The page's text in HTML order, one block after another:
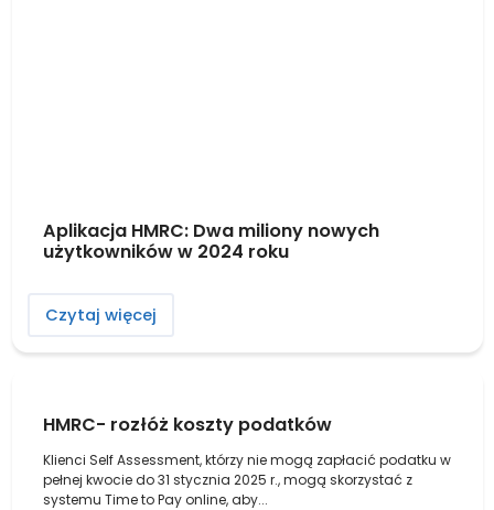
Aplikacja HMRC: Dwa miliony nowych
użytkowników w 2024 roku
Czytaj więcej
HMRC- rozłóż koszty podatków
Klienci Self Assessment, którzy nie mogą zapłacić podatku w
pełnej kwocie do 31 stycznia 2025 r., mogą skorzystać z
systemu Time to Pay online, aby...